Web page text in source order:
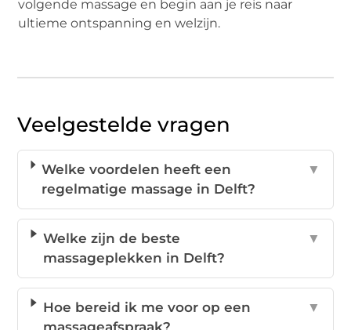
volgende massage en begin aan je reis naar
ultieme ontspanning en welzijn.
Veelgestelde vragen
Welke voordelen heeft een
regelmatige massage in Delft?
▼
Welke zijn de beste
massageplekken in Delft?
▼
Hoe bereid ik me voor op een
▼